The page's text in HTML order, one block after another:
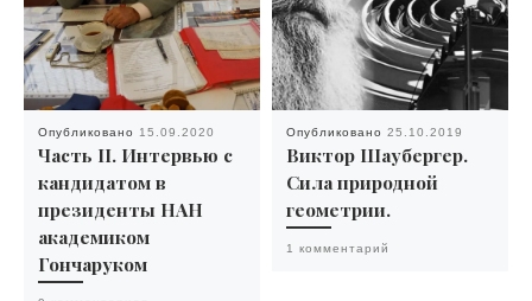
Опубликовано 15.09.2020
Часть II. Интервью с
кандидатом в
президенты НАН
академиком
Гончаруком
Опубликовано 25.10.2019
Виктор Шаубергер.
Сила природной
геометрии.
1 комментарий